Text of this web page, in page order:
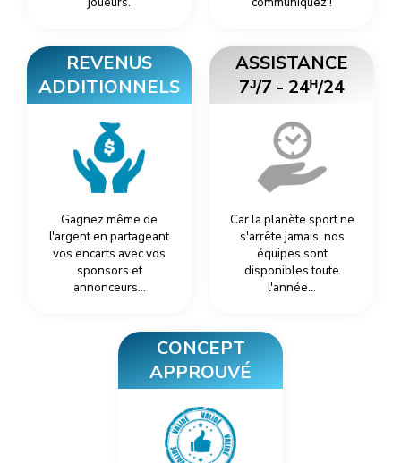
REVENUS
ADDITIONNELS
Gagnez même de
l'argent en partageant
vos encarts avec vos
sponsors et
annonceurs…
ASSISTANCE
7ᴶ/7 - 24ᴴ/24
Car la planète sport ne
s'arrête jamais, nos
équipes sont
disponibles toute
l'année…
CONCEPT
APPROUVÉ